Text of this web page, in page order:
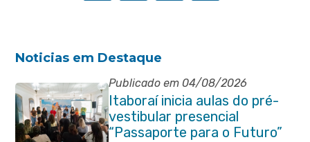
Noticias em Destaque
Publicado em 04/08/2026
Itaboraí inicia aulas do pré-
vestibular presencial
“Passaporte para o Futuro”